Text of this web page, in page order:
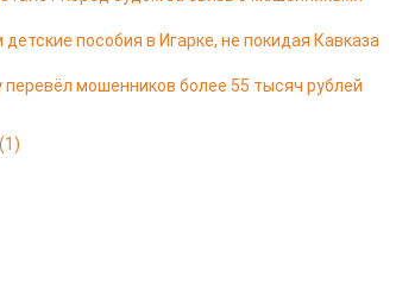
пособия в Игарке, не покидая Кавказа
мошенников более 55 тысяч рублей
(1)